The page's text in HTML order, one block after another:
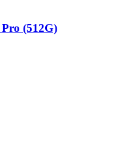
(512G)